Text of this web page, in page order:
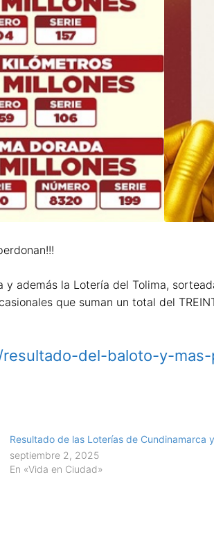
además la Lotería del Tolima,
que suman un total del
del-baloto-y-
Resultado de las Loterías de Cundinamarca y
septiembre 2, 2025
En «Vida en Ciudad»